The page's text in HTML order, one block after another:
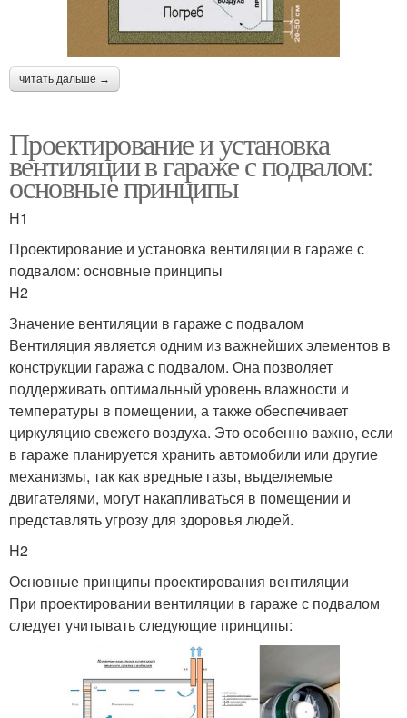
читать дальше →
Проектирование и установка
вентиляции в гараже с подвалом:
основные принципы
H1
Проектирование и установка вентиляции в гараже с
подвалом: основные принципы
H2
Значение вентиляции в гараже с подвалом
Вентиляция является одним из важнейших элементов в
конструкции гаража с подвалом. Она позволяет
поддерживать оптимальный уровень влажности и
температуры в помещении, а также обеспечивает
циркуляцию свежего воздуха. Это особенно важно, если
в гараже планируется хранить автомобили или другие
механизмы, так как вредные газы, выделяемые
двигателями, могут накапливаться в помещении и
представлять угрозу для здоровья людей.
H2
Основные принципы проектирования вентиляции
При проектировании вентиляции в гараже с подвалом
следует учитывать следующие принципы: